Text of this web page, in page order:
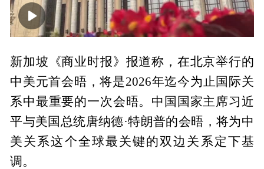
00:00 01:35
新加坡《商业时报》报道称，在北京举行的
中美元首会晤，将是2026年迄今为止国际关
系中最重要的一次会晤。中国国家主席习近
平与美国总统唐纳德·特朗普的会晤，将为中
美关系这个全球最关键的双边关系定下基
调。